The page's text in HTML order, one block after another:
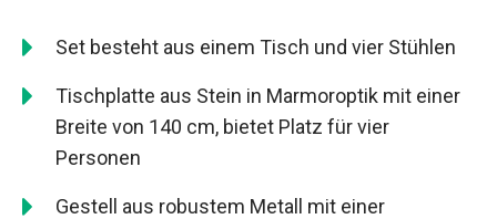
Set besteht aus einem Tisch und vier Stühlen
Tischplatte aus Stein in Marmoroptik mit einer
Breite von 140 cm, bietet Platz für vier
Personen
Gestell aus robustem Metall mit einer